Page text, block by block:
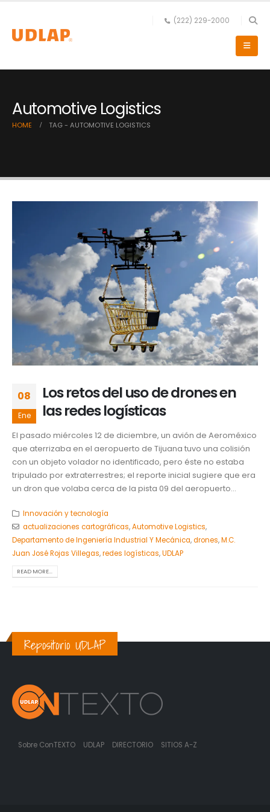
(222) 229-2000
Automotive Logistics
HOME TAG - AUTOMOTIVE LOGISTICS
08
Ene
Los retos del uso de drones en
las redes logísticas
El pasado miércoles 12 de diciembre, un avión de Aeroméxico
que aterrizaba en el aeropuerto de Tijuana tuvo una colisión
con un objeto volador no identificado, pero éste no estaba
tripulado por extraterrestres; el reporte inicial sugiere que era
un dron que volaba cerca de la pista 09 del aeropuerto...
Innovación y tecnología
actualizaciones cartográficas,Automotive Logistics,
Departamento de Ingeniería Industrial Y Mecánica,drones,M.C.
Juan José Rojas Villegas,redes logísticas,UDLAP
READ MORE...
Repositorio UDLAP
Sobre ConTEXTO UDLAP DIRECTORIO SITIOS A-Z